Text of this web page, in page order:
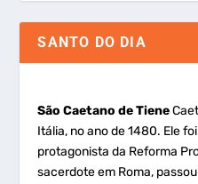
SANTO DO DIA
São Caetano de Tiene
Itália, no ano de 1480. Ele
protagonista da Reforma
sacerdote em Roma,